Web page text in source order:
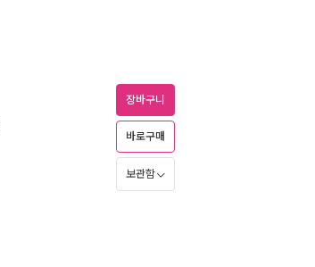
장바구니
바로구매
보관함